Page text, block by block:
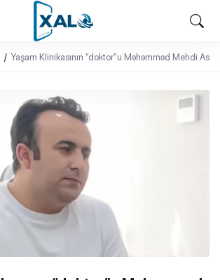
XALQ.ONLINE
ONLAYN PLATFORMA
Yaşam Klinikasının “doktor”u Məhəmməd Mehdi